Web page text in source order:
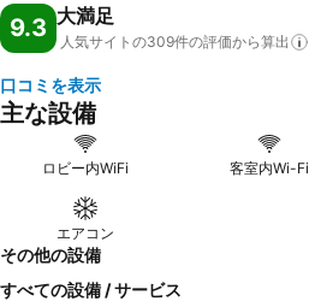
9.3 大満足
人気サイトの309件の評価から算出
口コミを表示
主な設備
ロビー内WiFi 客室内Wi-Fi
エアコン
その他の設備
すべての設備 / サービス